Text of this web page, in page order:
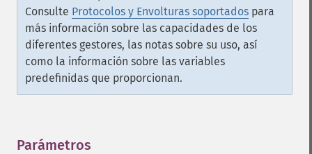
Consulte Protocolos y Envolturas soportados para
más información sobre las capacidades de los
diferentes gestores, las notas sobre su uso, así
como la información sobre las variables
predefinidas que proporcionan.
Parámetros